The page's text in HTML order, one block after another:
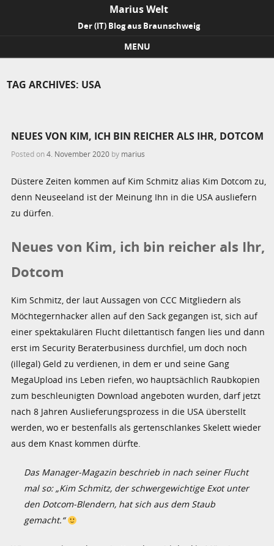
Marius Welt
Der (IT) Blog aus Braunschweig
MENU
TAG ARCHIVES: USA
NEUES VON KIM, ICH BIN REICHER ALS IHR, DOTCOM
Posted on4. November 2020 by marius
Düstere Zeiten kommen auf Kim Schmitz alias Kim Dotcom zu,
denn Neuseeland ist der Meinung Ihn in die USA ausliefern
zu dürfen.
Neues von Kim, ich bin reicher als Ihr,
Dotcom
Kim Schmitz, der laut Aussagen von CCC Mitgliedern als
Möchtegernhacker allen auf den Sack gegangen ist, sich auf
einer spektakulären Flucht dilettantisch fangen lies und dann
erst im Security Beraterbusiness durchfiel, um doch noch
(illegal) Geld zu verdienen, in dem er und seine Gang
MegaUpload ins Leben riefen, wo hauptsächlich Raubkopien
zum beschleunigten Download angeboten wurden, darf jetzt
nach 8 Jahren Auslieferungsprozess in die USA überstellt
werden, wo er bestenfalls als gertenschlankes Skelett wieder
aus dem Knast kommen dürfte.
Das Manager-Magazin beschrieb in nach seiner Flucht
mal so: „Kim Schmitz, der schwergewichtige Exot unter
den Dotcom-Blendern, hat sich aus dem Staub
gemacht.“